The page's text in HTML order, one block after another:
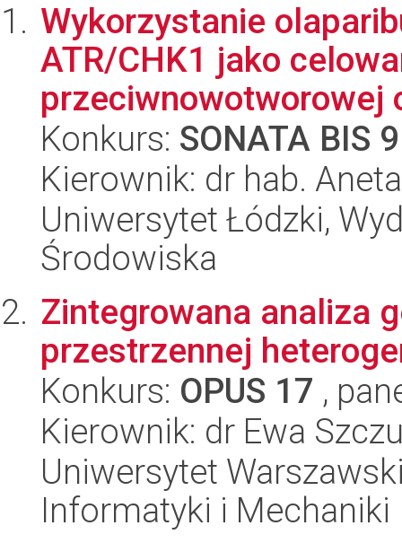
Wykorzystanie
ATR/CHK1 jako
przeciwnowotworowej
Konkurs: SONATA BIS 9
Kierownik: dr hab.
Uniwersytet Łódzki,
Środowiska
Zintegrowana analiza
przestrzennej
Konkurs: OPUS 17 ,
Kierownik: dr Ewa
Uniwersytet
Informatyki i Mechaniki